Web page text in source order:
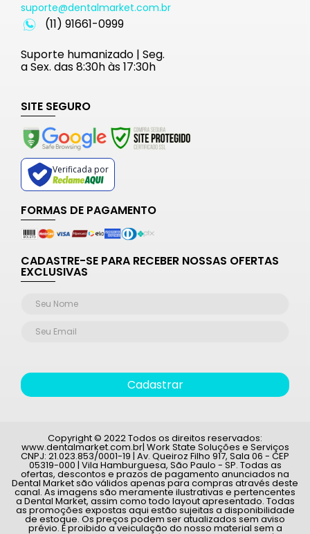
suporte@dentalmarket.com.br
(11) 91661-0999
Suporte humanizado | Seg.
a Sex. das 8:30h às 17:30h
SITE SEGURO
Verificada por
FORMAS DE PAGAMENTO
CADASTRE-SE PARA RECEBER NOSSAS OFERTAS
EXCLUSIVAS
Cadastrar
Copyright © 2022 Todos os direitos reservados:
www.dentalmarket.com.br| Work State Soluções e Serviços
CNPJ: 21.023.853/0001-19 | Av. Queiroz Filho 917, Sala 06 - CEP
05319-000 | Vila Hamburguesa, São Paulo - SP. Todas as
ofertas, descontos e prazos de pagamento anunciados na
Dental Market são válidos apenas para compras através deste
canal. As imagens são meramente ilustrativas e pertencentes
a Dental Market, assim como todo layout apresentado. Todas
as promoções expostas aqui estão sujeitas a disponibilidade
de estoque. Os preços podem ser atualizados sem aviso
prévio. É proibido a veiculação do nosso material sem a